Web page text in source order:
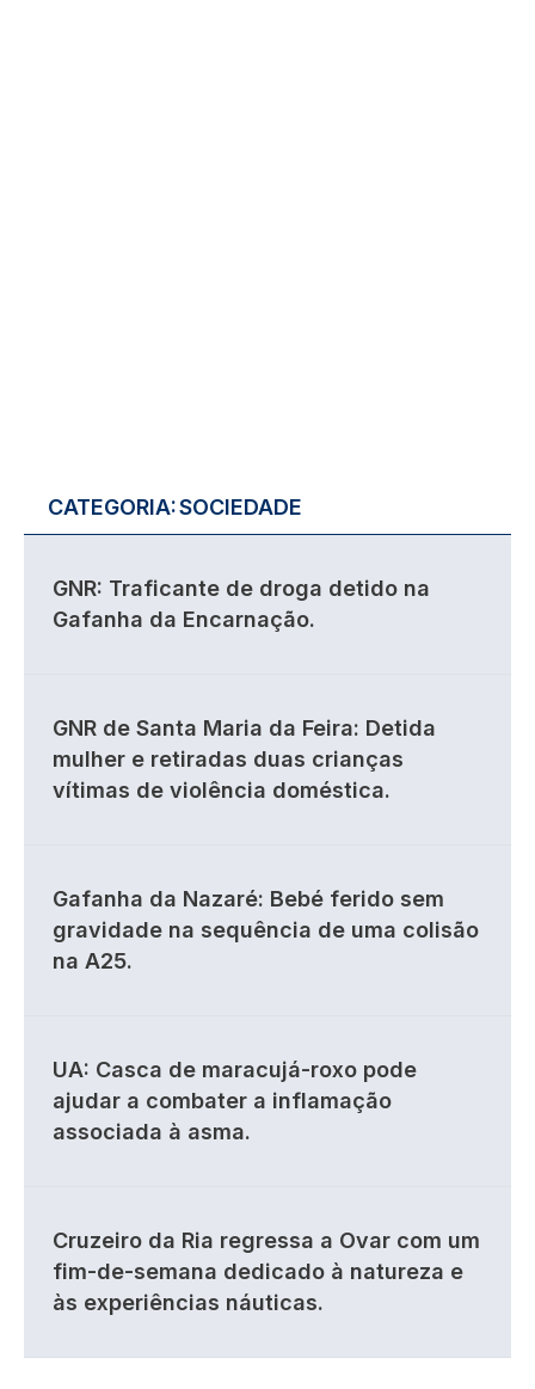
CATEGORIA:SOCIEDADE
GNR: Traficante de droga detido na
Gafanha da Encarnação.
GNR de Santa Maria da Feira: Detida
mulher e retiradas duas crianças
vítimas de violência doméstica.
Gafanha da Nazaré: Bebé ferido sem
gravidade na sequência de uma colisão
na A25.
UA: Casca de maracujá-roxo pode
ajudar a combater a inflamação
associada à asma.
Cruzeiro da Ria regressa a Ovar com um
fim-de-semana dedicado à natureza e
às experiências náuticas.